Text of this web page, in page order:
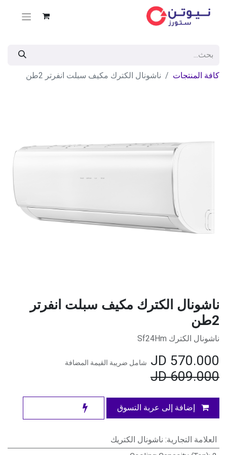
كافة المنتجات ناشونال الكترك مكيف سبلت انفرتر 2طن
ناشونال الكترك مكيف سبلت انفرتر
2طن
ناشونال الكترك Sf24Hm
570.000 شامل ضريبة القيمة المضافة
609.000
JD
إضافة إلى عربة التسوق
العلامة التجارية: ناشونال الكتريك